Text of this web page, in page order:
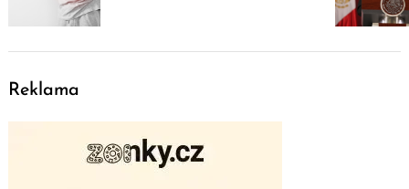
Reklama